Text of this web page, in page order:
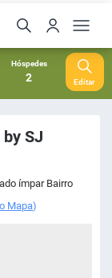
Hóspedes
2 Editar
SJ
ímpar Bairro
Mapa)